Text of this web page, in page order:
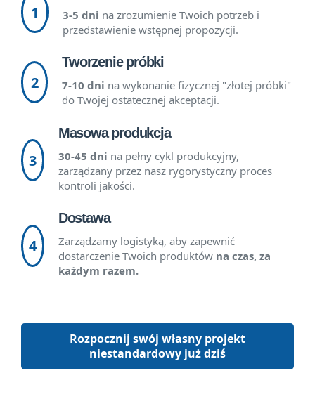
1 3-5 dni na zrozumienie Twoich potrzeb i
przedstawienie wstępnej propozycji.
2
Tworzenie próbki
7-10 dni na wykonanie fizycznej "złotej próbki"
do Twojej ostatecznej akceptacji.
3
Masowa produkcja
30-45 dni na pełny cykl produkcyjny,
zarządzany przez nasz rygorystyczny proces
kontroli jakości.
4
Dostawa
Zarządzamy logistyką, aby zapewnić
dostarczenie Twoich produktów na czas, za
każdym razem.
Rozpocznij swój własny projekt
niestandardowy już dziś